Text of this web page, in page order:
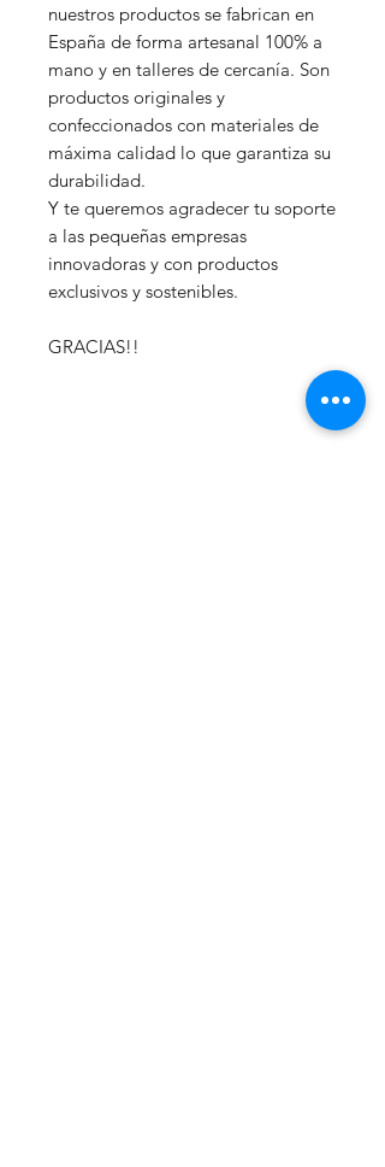
nuestros productos se fabrican en
España de forma artesanal 100% a
mano y en talleres de cercanía. Son
productos originales y
confeccionados con materiales de
máxima calidad lo que garantiza su
durabilidad.
Y te queremos agradecer tu soporte
a las pequeñas empresas
innovadoras y con productos
exclusivos y sostenibles.
GRACIAS!!